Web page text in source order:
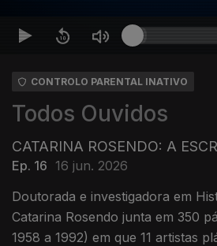
CONTROLO PARENTAL INATIVO
Todos Ouvidos
CATARINA ROSENDO: A
Ep. 16 16 jun. 2026
Doutorada e investigadora em
Catarina Rosendo junta em 350
1958 a 1992) em que 11 artistas